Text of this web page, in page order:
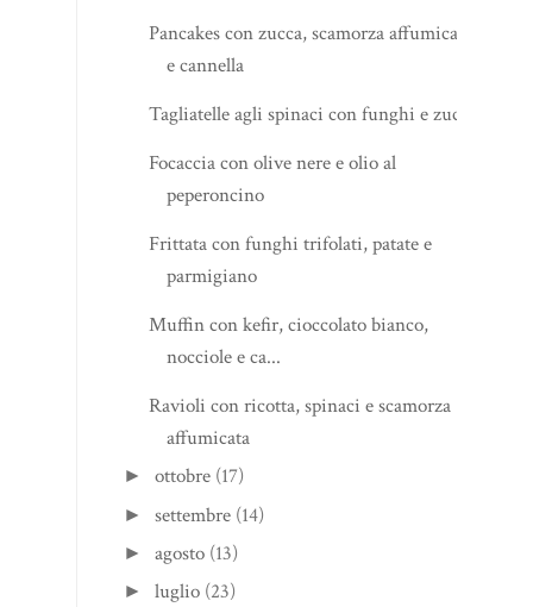
Pancakes con zucca, scamorza affumicata
e cannella
Tagliatelle agli spinaci con funghi e zucca
Focaccia con olive nere e olio al
peperoncino
Frittata con funghi trifolati, patate e
parmigiano
Muffin con kefir, cioccolato bianco,
nocciole e ca...
Ravioli con ricotta, spinaci e scamorza
affumicata
►ottobre (17)
►settembre (14)
►agosto (13)
►luglio (23)